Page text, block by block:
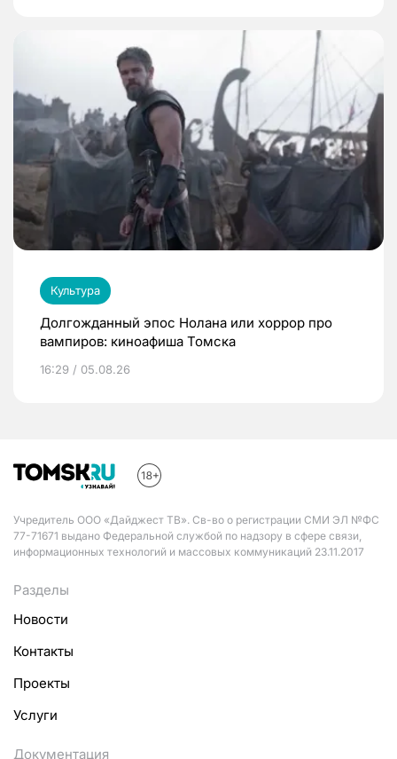
Культура
Долгожданный эпос Нолана или хоррор про
вампиров: киноафиша Томска
16:29 / 05.08.26
Учредитель ООО «Дайджест ТВ». Св-во о регистрации СМИ ЭЛ №ФС
77-71671 выдано Федеральной службой по надзору в сфере связи,
информационных технологий и массовых коммуникаций 23.11.2017
Разделы
Новости
Контакты
Проекты
Услуги
Документация